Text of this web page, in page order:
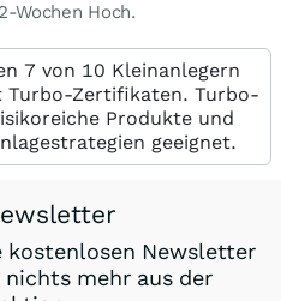
Wochen Hoch.
7 von 10 Kleinanlegern
Turbo-Zertifikaten. Turbo-
Produkte und
geeignet.
kostenlosen Newsletter
nichts mehr aus der